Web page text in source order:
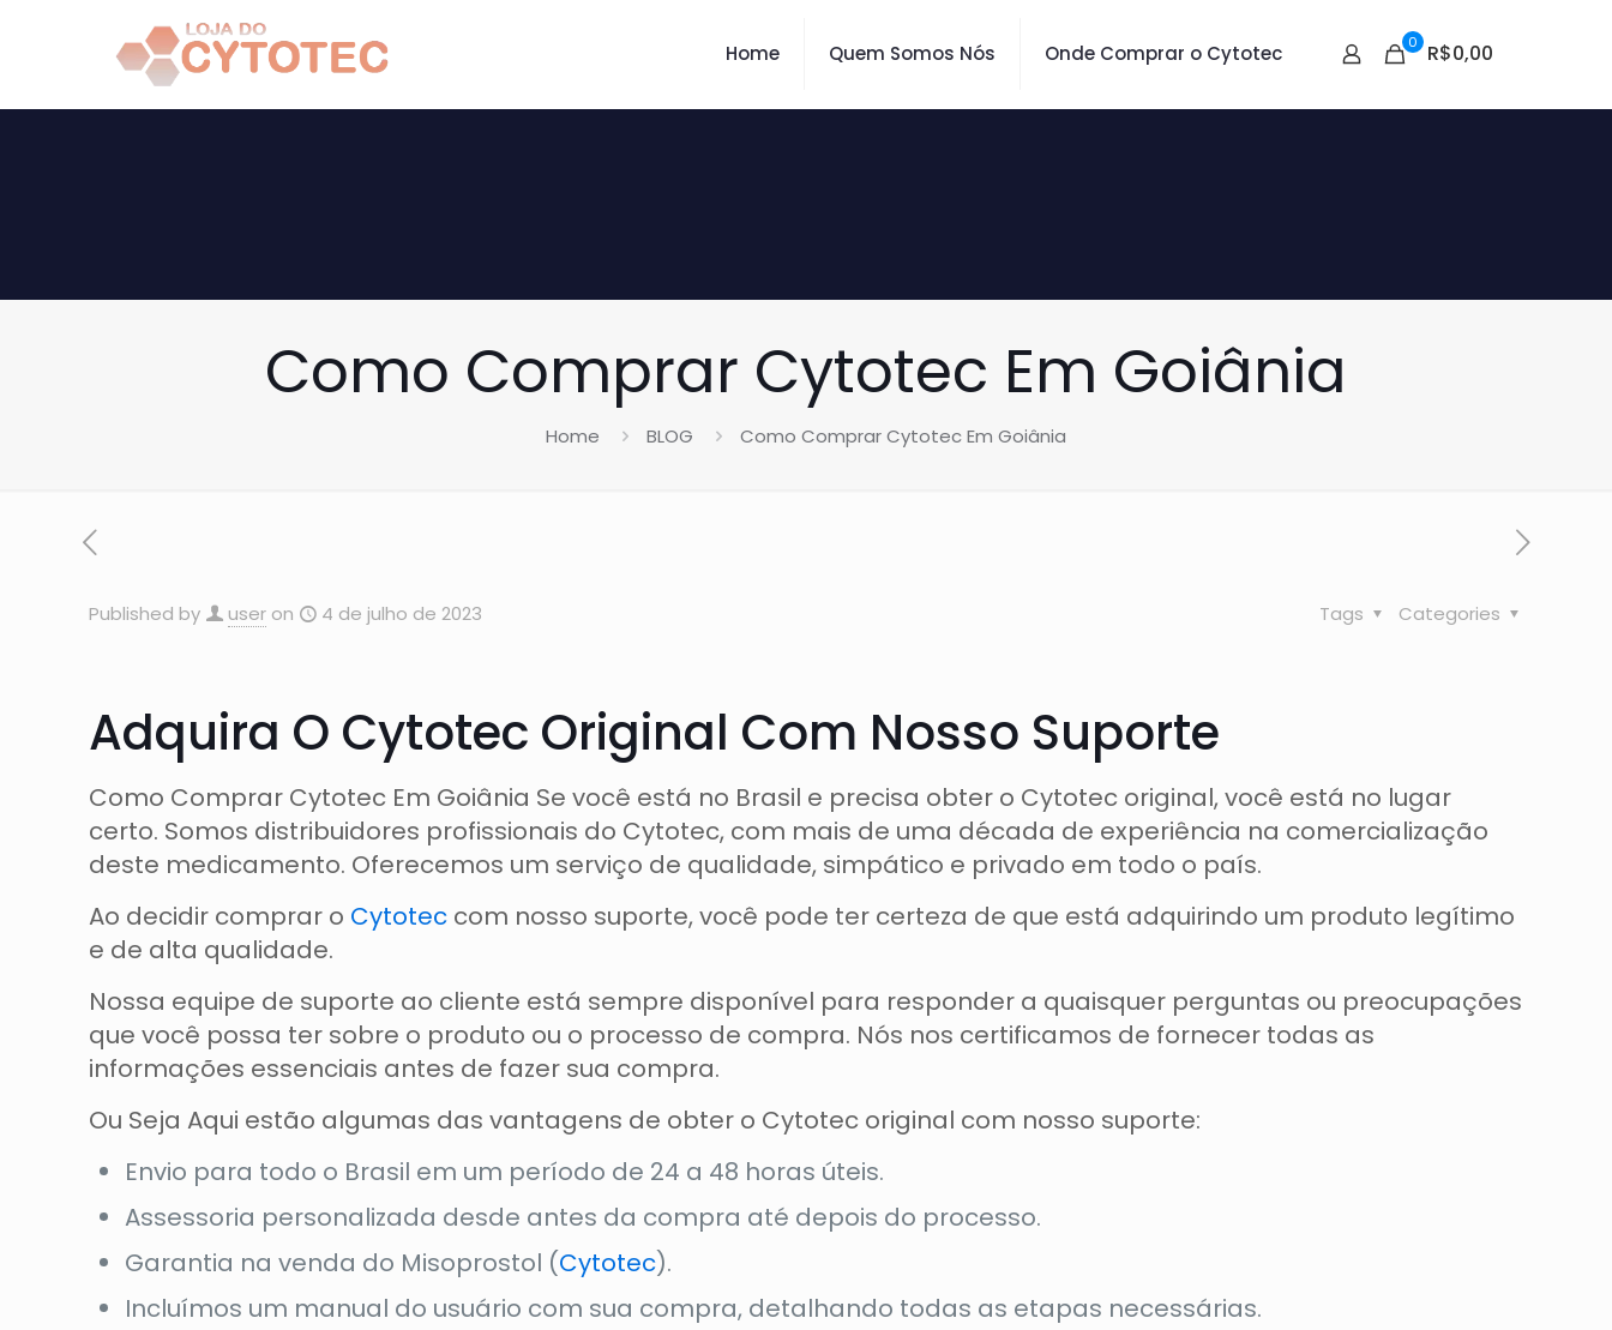
Home Quem Somos Nós Onde Comprar o Cytotec 0 R$0,00
Como Comprar Cytotec Em Goiânia
Home BLOG Como Comprar Cytotec Em Goiânia
Published by user on 4 de julho de 2023 Categories
Tags
Adquira O Cytotec Original Com Nosso Suporte
Como Comprar Cytotec Em Goiânia Se você está no Brasil e precisa obter o Cytotec original, você está no lugar
certo. Somos distribuidores profissionais do Cytotec, com mais de uma década de experiência na comercialização
deste medicamento. Oferecemos um serviço de qualidade, simpático e privado em todo o país.
Ao decidir comprar o Cytotec com nosso suporte, você pode ter certeza de que está adquirindo um produto legítimo
e de alta qualidade.
Nossa equipe de suporte ao cliente está sempre disponível para responder a quaisquer perguntas ou preocupações
que você possa ter sobre o produto ou o processo de compra. Nós nos certificamos de fornecer todas as
informações essenciais antes de fazer sua compra.
Ou Seja Aqui estão algumas das vantagens de obter o Cytotec original com nosso suporte:
Envio para todo o Brasil em um período de 24 a 48 horas úteis.
Assessoria personalizada desde antes da compra até depois do processo.
Garantia na venda do Misoprostol (Cytotec).
Incluímos um manual do usuário com sua compra, detalhando todas as etapas necessárias.